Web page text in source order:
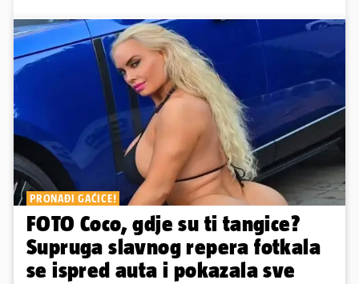
PRONAĐI GAĆICE!
FOTO Coco, gdje su ti tangice?
Supruga slavnog repera fotkala
se ispred auta i pokazala sve